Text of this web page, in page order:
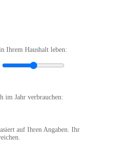
Ihrem Haushalt leben:
im Jahr verbrauchen:
auf Ihren Angaben. Ihr